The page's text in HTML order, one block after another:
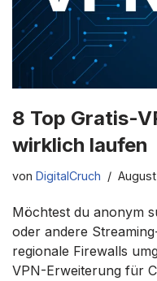
8 Top Gratis-
wirklich laufen
von DigitalCruch
Möchtest du anonym
oder andere
regionale Firewalls
VPN-Erweiterung für